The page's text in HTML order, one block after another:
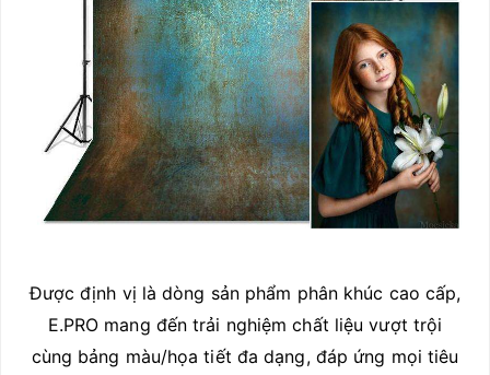
Được định vị là dòng sản phẩm phân khúc cao cấp,
E.PRO mang đến trải nghiệm chất liệu vượt trội
cùng bảng màu/họa tiết đa dạng, đáp ứng mọi tiêu